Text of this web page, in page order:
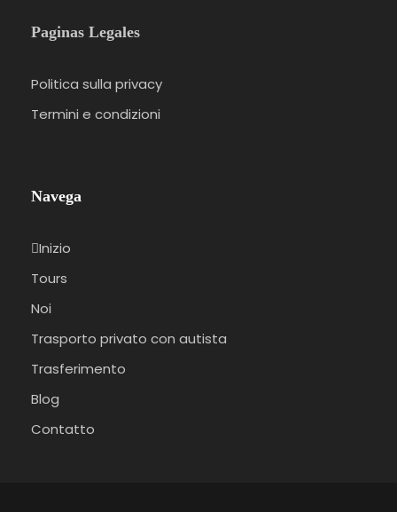
Paginas Legales
Politica sulla privacy
Termini e condizioni
Navega
Inizio
Tours
Noi
Trasporto privato con autista
Trasferimento
Blog
Contatto